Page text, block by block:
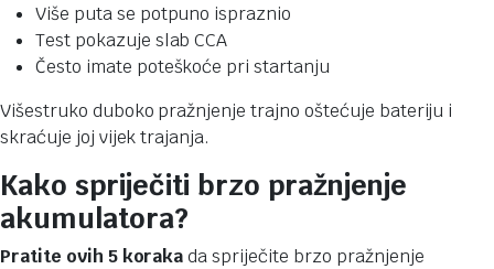
Više puta se potpuno ispraznio
Test pokazuje slab CCA
Često imate poteškoće pri startanju
Višestruko duboko pražnjenje trajno oštećuje bateriju i
skraćuje joj vijek trajanja.
Kako spriječiti brzo pražnjenje
akumulatora?
Pratite ovih 5 korakada spriječite brzo pražnjenje